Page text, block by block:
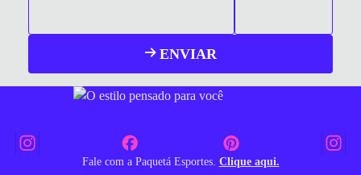
ENVIAR
Fale com a Paquetá Esportes. Clique aqui.